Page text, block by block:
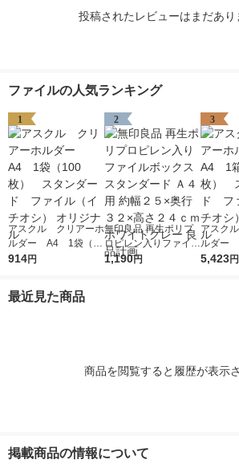
投稿されたレビューはまだあり
ファイルの人気ランキング
1
アスクル クリアーホ
ルダー A4 1袋（10
0枚） スタンダー
914円
2
無印良品 再生ポリプ
ロピレン入りファイル
ボックススタンダード
1,190円
3
アスク
ルダー
0枚）
5,423円
最近見た商品
商品を閲覧すると履歴が表示
掲載商品の情報について